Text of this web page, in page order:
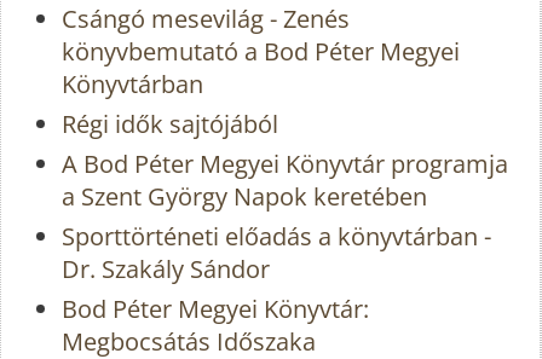
Csángó mesevilág - Zenés
könyvbemutató a Bod Péter Megyei
Könyvtárban
Régi idők sajtójából
A Bod Péter Megyei Könyvtár programja
a Szent György Napok keretében
Sporttörténeti előadás a könyvtárban -
Dr. Szakály Sándor
Bod Péter Megyei Könyvtár:
Megbocsátás Időszaka